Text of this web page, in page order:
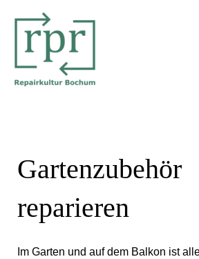
Inhalt
springen
Gartenzubehör
reparieren
Im Garten und auf dem Balkon ist